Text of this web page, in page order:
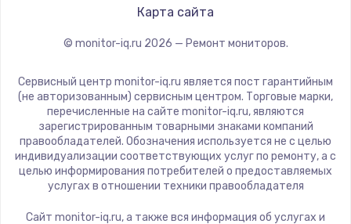
Dahua
Карта сайта
© monitor-iq.ru 2026 — Ремонт мониторов.
Сервисный центр monitor-iq.ru является пост гарантийным
(не авторизованным) сервисным центром. Торговые марки,
перечисленные на сайте monitor-iq.ru, являются
зарегистрированным товарными знаками компаний
правообладателей. Обозначения используется не с целью
индивидуализации соответствующих услуг по ремонту, а с
целью информирования потребителей о предоставляемых
услугах в отношении техники правообладателя
Сайт monitor-iq.ru, а также вся информация об услугах и